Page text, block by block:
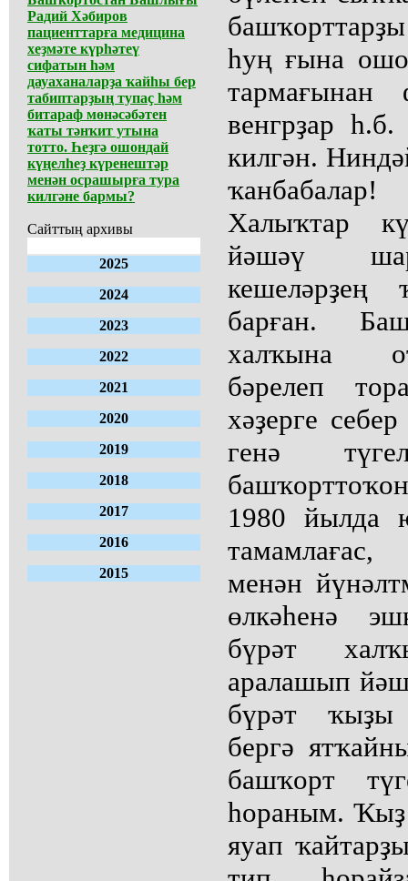
Радий Хәбиров
пациенттарға медицина
хеҙмәте күрһәтеү
сифатын һәм
дауаханаларҙа ҡайһы бер
табиптарҙың тупаҫ һәм
битараф мөнәсәбәтен
ҡаты тәнҡит утына
тотто. Һеҙгә ошондай
күңелһеҙ күренештәр
менән осрашырға тура
килгәне бармы?
Сайттың архивы
2025
2024
2023
2022
2021
2020
2019
2018
2017
2016
2015
һуң ғына
тармағынан
венгрҙар
килгән.
ҡанбабалар!
Халыҡтар
йәшәү
кешеләрҙең
барған.
халҡына
бәрелеп
хәҙерге
генә
1980 йылда
менән
өлкәһенә
бүрәт
аралашып
бүрәт ҡыҙы
бергә
башҡорт
һораным. Ҡыҙ
яуап